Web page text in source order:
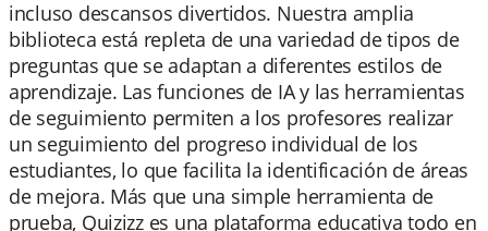
incluso descansos divertidos. Nuestra amplia
biblioteca está repleta de una variedad de tipos de
preguntas que se adaptan a diferentes estilos de
aprendizaje. Las funciones de IA y las herramientas
de seguimiento permiten a los profesores realizar
un seguimiento del progreso individual de los
estudiantes, lo que facilita la identificación de áreas
de mejora. Más que una simple herramienta de
prueba, Quizizz es una plataforma educativa todo en